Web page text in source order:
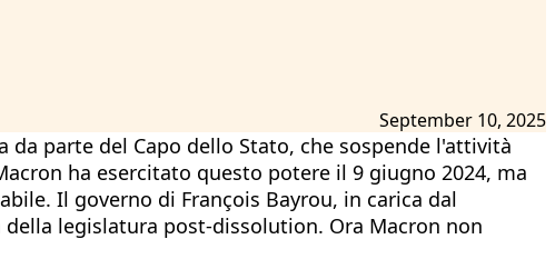
September 10, 2025
parte del Capo dello Stato, che sospende l'attività
ha esercitato questo potere il 9 giugno 2024, ma
Il governo di François Bayrou, in carica dal
legislatura post-dissolution. Ora Macron non